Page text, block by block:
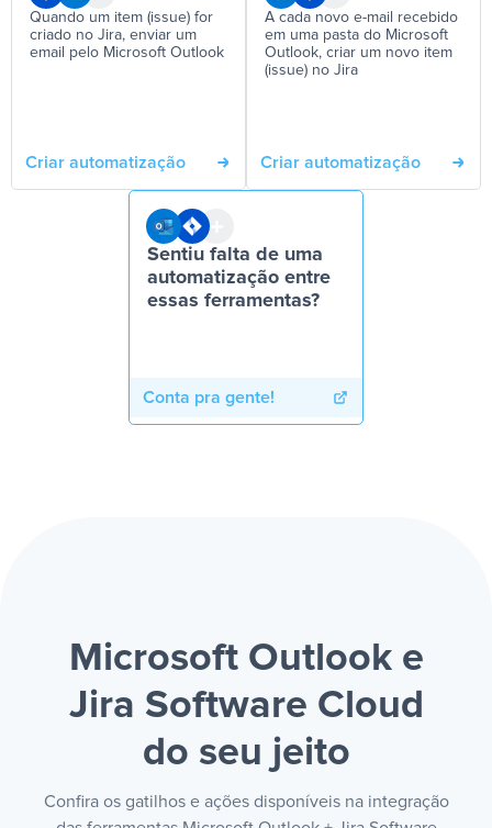
Quando um item (issue) for
criado no Jira, enviar um
email pelo Microsoft Outlook
Criar automatização
A cada novo e-mail recebido
em uma pasta do Microsoft
Outlook, criar um novo item
(issue) no Jira
Criar automatização
Sentiu falta de uma
automatização entre
essas ferramentas?
Conta pra gente!
Microsoft Outlook e
Jira Software Cloud
do seu jeito
Confira os gatilhos e ações disponíveis na integração